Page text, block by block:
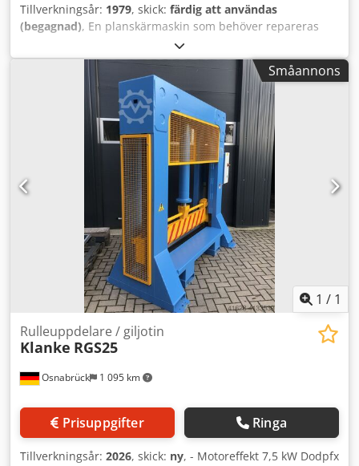
Tillverkningsår: 1979, skick: färdig att användas
(begagnad), En planskärmaskin som behöver repareras
erbjuds. Skärbredd: 1150 mm, inmatningsdjup: 1150 mm,
max. stapelhöjd: 165 mm, max. skärhöjd: 165 mm,
bordshöjd: ca 900 mm, max. hastighet för bakre anslag: ca
300 mm/s, positioneringsnoggrannhet för bakre anslag:
0,01 mm. Minsta skärbredd utan falsplatta: ca 25 mm,
minsta skärbredd med falsplatta: ca 90 mm,
presskraftområde: ca 150 daN–4500 daN,
säkerhetspresskraft: 30 daN, max. antal knivslag: ca 45
slag/min. Maskinens mått X/Y/Z: ca 2600 mm/2500
mm/1650 mm, vikt: ca 3200 kg. Mätenheten är defekt.
Besiktning är möjlig efter överenskommelse. Dkjdpfx
Aezklfkjl Ror
Småannons
1 / 1
Osnabrück 1 095 km
Rulleuppdelare / giljotin
Klanke RGS25
Prisuppgifter Ringa
Tillverkningsår: 2026, skick: ny, - Motoreffekt 7,5 kW Dodpfx